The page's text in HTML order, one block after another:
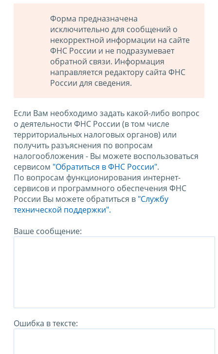
Форма предназначена
исключительно для сообщений о
некорректной информации на сайте
ФНС России и не подразумевает
обратной связи. Информация
направляется редактору сайта ФНС
России для сведения.
Если Вам необходимо задать какой-либо вопрос
о деятельности ФНС России (в том числе
территориальных налоговых органов) или
получить разъяснения по вопросам
налогообложения - Вы можете воспользоваться
сервисом "Обратиться в ФНС России".
По вопросам функционирования интернет-
сервисов и программного обеспечения ФНС
России Вы можете обратиться в "Службу
технической поддержки".
Ваше сообщение:
Ошибка в тексте: